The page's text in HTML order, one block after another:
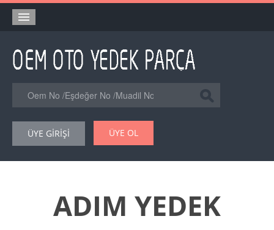
Orjinal Yedek Parça
Eşdeğer Muadil Yedek Parça
Şase Numarası VIN Yedekparça Sorgulama
Hakkımızda
ÜYE GİRİŞİ ÜYE OL
ADIM YEDEK